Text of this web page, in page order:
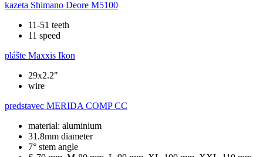
kazeta Shimano Deore M5100
11-51 teeth
11 speed
plášte Maxxis Ikon
29x2.2"
wire
predstavec MERIDA COMP CC
material: aluminium
31.8mm diameter
7° stem angle